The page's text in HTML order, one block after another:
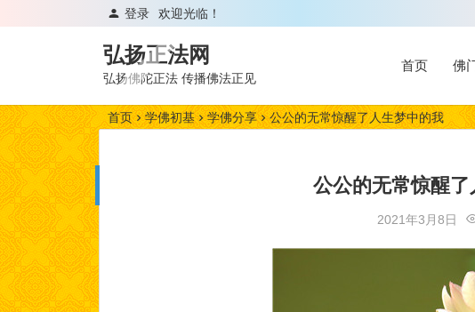
欢迎光临！
登录
弘扬正法网
弘扬佛陀正法 传播佛法正见
首页 佛
首页 学佛初基 学佛分享 公公的无常惊醒了人生梦中的我
公公的无常惊醒
2021年3月8日